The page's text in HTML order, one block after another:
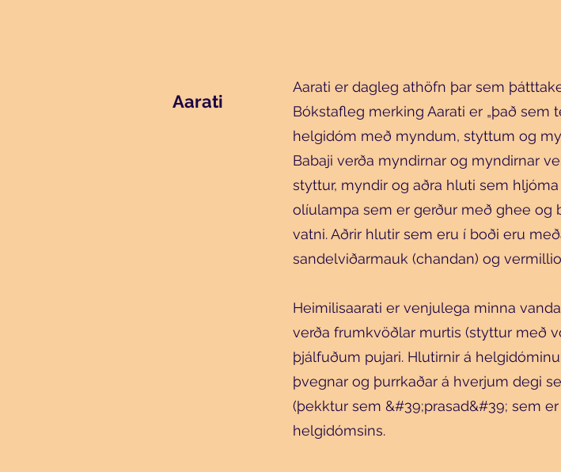
Aarati
Aarati er dagleg athöfn þar sem
Bókstafleg merking Aarati er „það sem
helgidóm með myndum, styttum og
Babaji verða myndirnar og myndirnar
styttur, myndir og aðra hluti sem
olíulampa sem er gerður með ghee og
vatni. Aðrir hlutir sem eru í boði eru
sandelviðarmauk (chandan) og
Heimilisaarati er venjulega minna
verða frumkvöðlar murtis (styttur með
þjálfuðum pujari. Hlutirnir á
þvegnar og þurrkaðar á hverjum degi
(þekktur sem &#39;prasad&#39; sem
helgidómsins.